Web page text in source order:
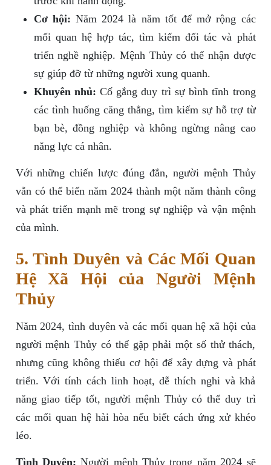
Cơ hội: Năm 2024 là năm tốt để mở rộng các
mối quan hệ hợp tác, tìm kiếm đối tác và phát
triển nghề nghiệp. Mệnh Thủy có thể nhận được
sự giúp đỡ từ những người xung quanh.
Khuyên nhủ: Cố gắng duy trì sự bình tĩnh trong
các tình huống căng thẳng, tìm kiếm sự hỗ trợ từ
bạn bè, đồng nghiệp và không ngừng nâng cao
năng lực cá nhân.
Với những chiến lược đúng đắn, người mệnh Thủy
vẫn có thể biến năm 2024 thành một năm thành công
và phát triển mạnh mẽ trong sự nghiệp và vận mệnh
của mình.
5. Tình Duyên và Các Mối Quan
Hệ Xã Hội của Người Mệnh
Thủy
Năm 2024, tình duyên và các mối quan hệ xã hội của
người mệnh Thủy có thể gặp phải một số thử thách,
nhưng cũng không thiếu cơ hội để xây dựng và phát
triển. Với tính cách linh hoạt, dễ thích nghi và khả
năng giao tiếp tốt, người mệnh Thủy có thể duy trì
các mối quan hệ hài hòa nếu biết cách ứng xử khéo
léo.
Tình Duyên: Người mệnh Thủy trong năm 2024 sẽ